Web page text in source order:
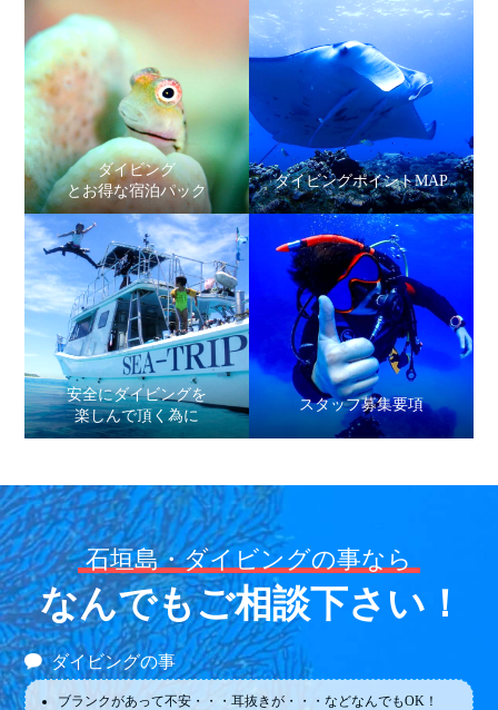
ダイビング
とお得な宿泊パック
ダイビングポイントMAP
安全にダイビングを
楽しんで頂く為に
スタッフ募集要項
石垣島・ダイビングの事なら
なんでもご相談下さい！
ダイビングの事
ブランクがあって不安・・・耳抜きが・・・などなんでもOK！